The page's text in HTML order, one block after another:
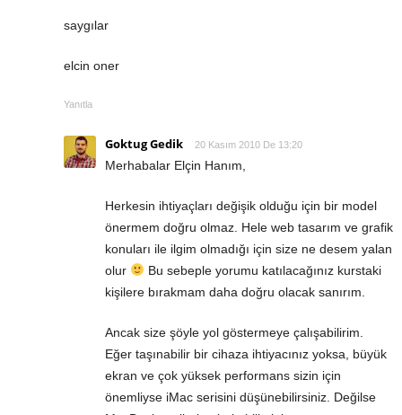
saygılar
elcin oner
Yanıtla
Goktug Gedik 20 Kasım 2010 De 13:20
Merhabalar Elçin Hanım,
Herkesin ihtiyaçları değişik olduğu için bir model
önermem doğru olmaz. Hele web tasarım ve grafik
konuları ile ilgim olmadığı için size ne desem yalan
olur
Bu sebeple yorumu katılacağınız kurstaki
kişilere bırakmam daha doğru olacak sanırım.
Ancak size şöyle yol göstermeye çalışabilirim.
Eğer taşınabilir bir cihaza ihtiyacınız yoksa, büyük
ekran ve çok yüksek performans sizin için
önemliyse iMac serisini düşünebilirsiniz. Değilse